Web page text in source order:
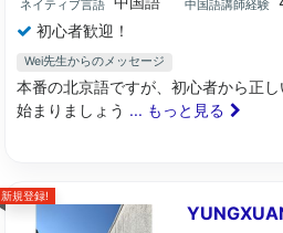
ネイティブ言語 中国語講師経験
初心者歓迎！
Wei先生からのメッセージ
本番の北京語ですが、初心者から正
始まりましょう ... もっと見る
新規登録!